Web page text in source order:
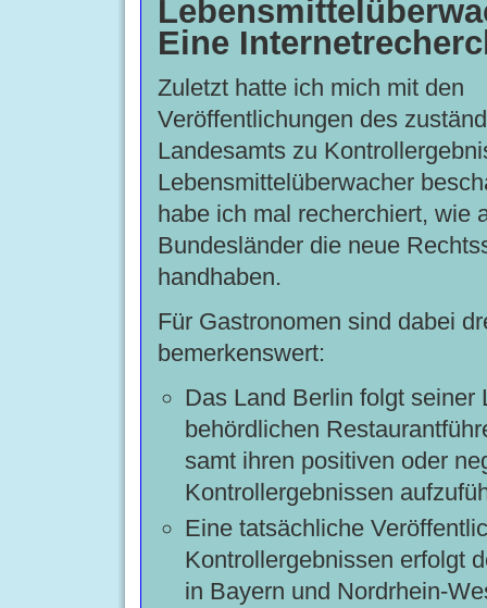
Eine
Zuletzt hatte ich mich mit den
Veröffentlichungen des
Landesamts zu
Lebensmittelüberwacher
habe ich mal recherchiert, wie
Bundesländer die neue
handhaben.
Für Gastronomen sind dabei
bemerkenswert:
Das Land Berlin folgt seiner
behördlichen
samt ihren positiven oder
Kontrollergebnissen
Eine tatsächliche
Kontrollergebnissen erfolgt
in Bayern und Nordrhein-